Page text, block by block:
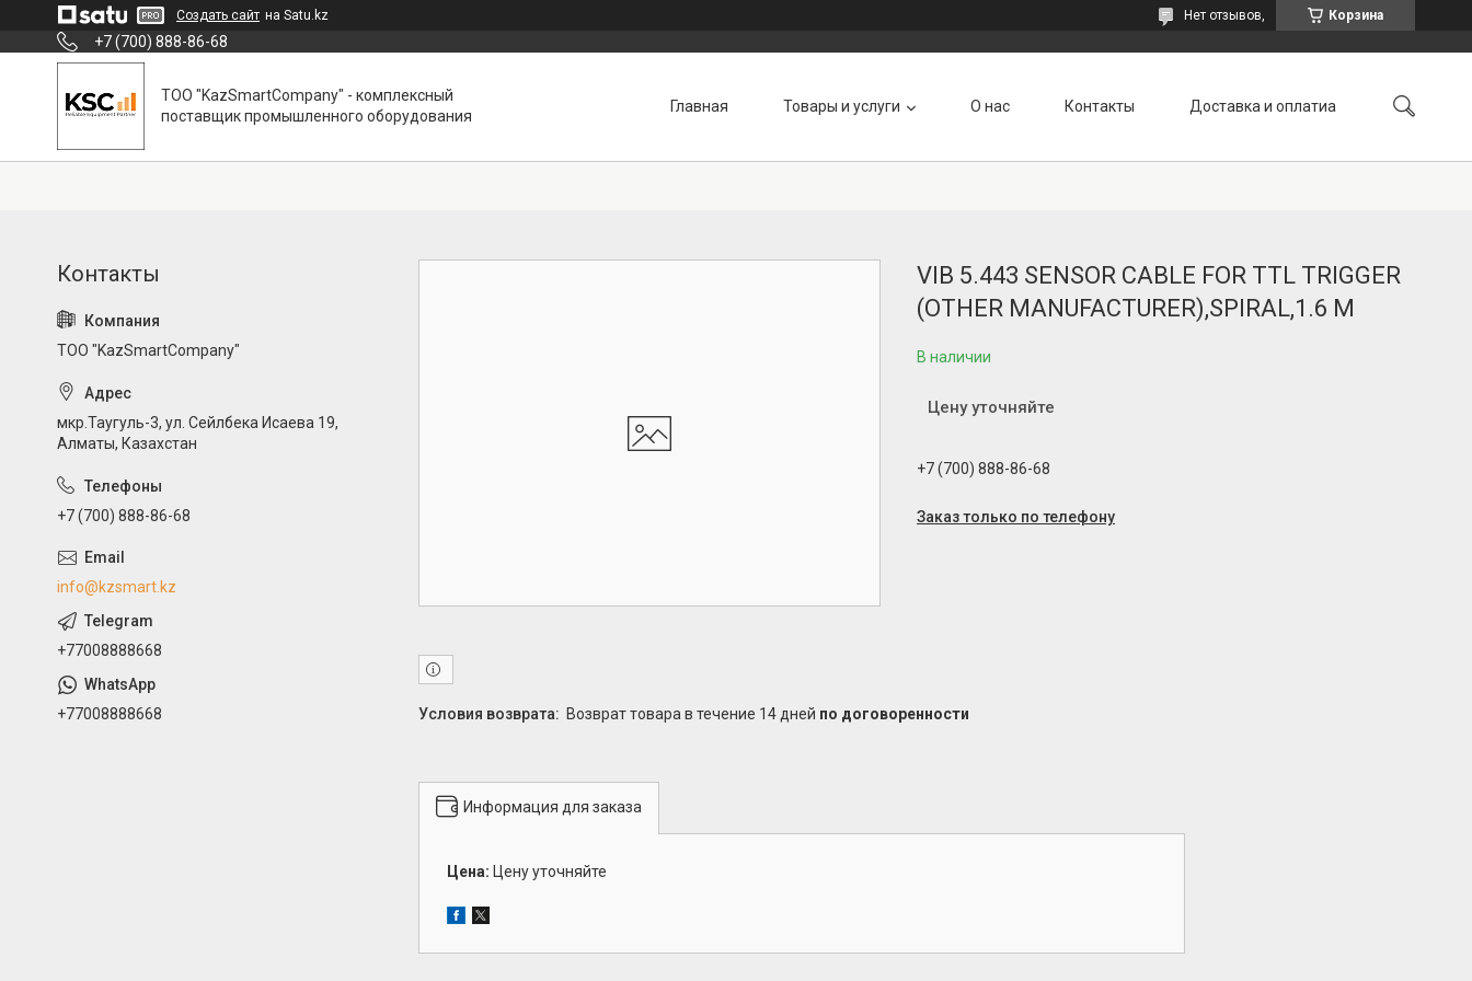
Создать сайт на Satu.kz Корзина
Нет отзывов,
+7 (700) 888-86-68
ТОО "KazSmartCompany" - комплексный
поставщик промышленного оборудования
Главная Товары и услуги О нас Контакты Доставка и оплатиа
VIB 5.443 SENSOR CABLE FOR TTL TRIGGER
(OTHER MANUFACTURER),SPIRAL,1.6 M
В наличии
Цену уточняйте
+7 (700) 888-86-68
Заказ только по телефону
возврат товара в течение 14 дней по договоренности
Информация для заказа
Цена: Цену уточняйте
ТОО "KazSmartCompany"
мкр.Таугуль-3, ул. Сейлбека Исаева 19,
Алматы, Казахстан
+7 (700) 888-86-68
info@kzsmart.kz
+77008888668
+77008888668